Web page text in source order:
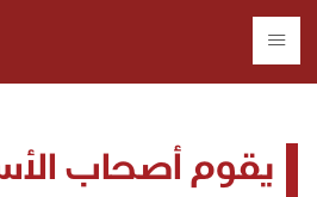
يقوم أصحاب